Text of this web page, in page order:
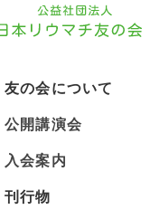
友の会について
公開講演会
入会案内
刊行物